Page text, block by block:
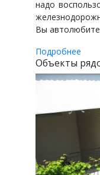
надо
Вы
Подробнее
Объекты